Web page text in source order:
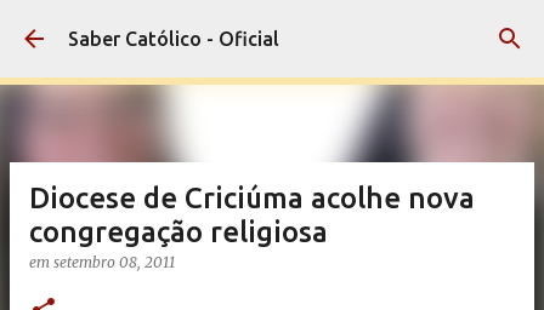
Pular para o conteúdo principal
Saber Católico - Oficial
Diocese de Criciúma acolhe nova
congregação religiosa
em setembro 08, 2011